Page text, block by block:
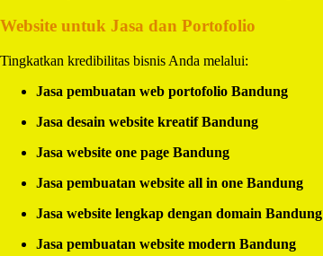
Website untuk Jasa dan Portofolio
Tingkatkan kredibilitas bisnis Anda melalui:
Jasa pembuatan web portofolio Bandung
Jasa desain website kreatif Bandung
Jasa website one page Bandung
Jasa pembuatan website all in one Bandung
Jasa website lengkap dengan domain Bandung
Jasa pembuatan website modern Bandung